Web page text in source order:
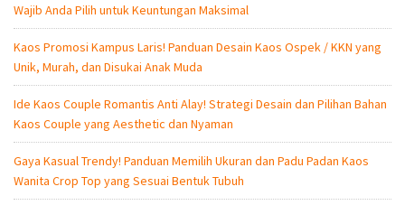
Wajib Anda Pilih untuk Keuntungan Maksimal
Kaos Promosi Kampus Laris! Panduan Desain Kaos Ospek / KKN yang
Unik, Murah, dan Disukai Anak Muda
Ide Kaos Couple Romantis Anti Alay! Strategi Desain dan Pilihan Bahan
Kaos Couple yang Aesthetic dan Nyaman
Gaya Kasual Trendy! Panduan Memilih Ukuran dan Padu Padan Kaos
Wanita Crop Top yang Sesuai Bentuk Tubuh